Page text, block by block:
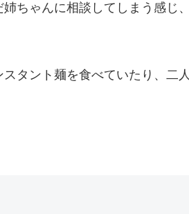
ちゃんに相談してしまう感じ、
タント麺を食べていたり、二人